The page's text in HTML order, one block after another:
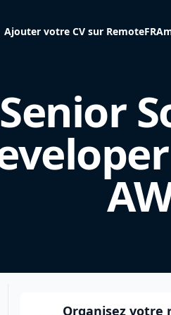
Ajouter votre CV sur RemoteFR
Senior
Organisez votre